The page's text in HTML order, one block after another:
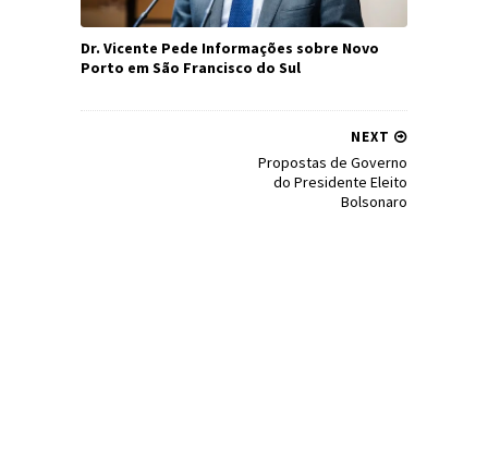
Dr. Vicente Pede Informações sobre Novo
Porto em São Francisco do Sul
NEXT
Propostas de Governo
do Presidente Eleito
Bolsonaro